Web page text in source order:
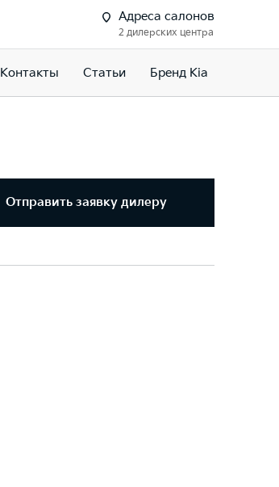
Адреса салонов
2 дилерских центра
Контакты Статьи Бренд Kia
Отправить заявку дилеру